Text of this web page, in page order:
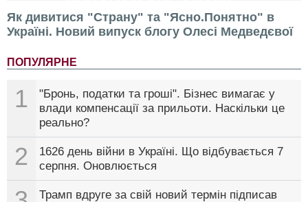
Як дивитися "Страну" та "Ясно.Понятно" в
Україні. Новий випуск блогу Олесі Медведєвої
ПОПУЛЯРНЕ
1
"Бронь, податки та гроші". Бізнес вимагає у
влади компенсації за прильоти. Наскільки це
реально?
2
1626 день війни в Україні. Що відбувається 7
серпня. Оновлюється
Трамп вдруге за свій новий термін підписав